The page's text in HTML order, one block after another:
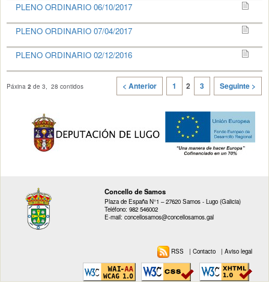
PLENO ORDINARIO 06/10/2017
PLENO ORDINARIO 07/04/2017
PLENO ORDINARIO 02/12/2016
Páxina 2 de 3, 28 contidos < Anterior 1 2 3 Seguinte >
Concello de Samos
Plaza de España N°1 – 27620 Samos - Lugo (Galicia)
Teléfono: 982 546002
E-mail: concellosamos@concellosamos.gal
RSS |Contacto |Aviso legal